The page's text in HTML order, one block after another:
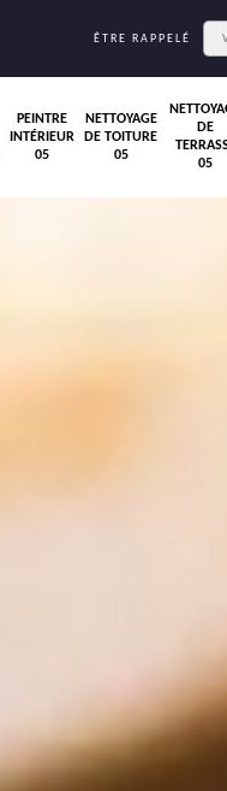
ÊTRE RAPPELÉ
PEINTRE
INTÉRIEUR
05
NETTOYAGE
DE TOITURE
05
DE
05